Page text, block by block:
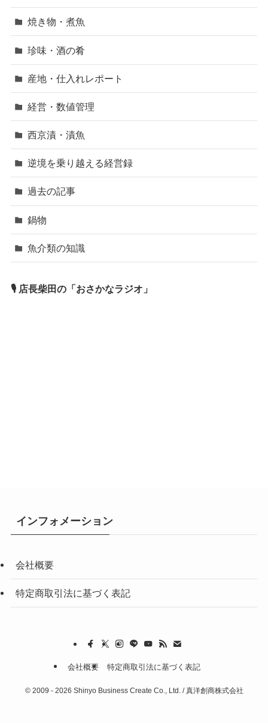
焼き物・煮魚
珍味・酒の肴
産地・仕入れレポート
経営・数値管理
西京漬・漬魚
逆境を乗り越える経営録
過去の記事
鍋物
魚介類の知識
🎙 店長柴田の「おさかなラジオ」
インフォメーション
会社概要
特定商取引法に基づく表記
会社概要 特定商取引法に基づく表記
©2009 - 2026 Shinyo Business Create Co., Ltd. / 真洋創商株式会社